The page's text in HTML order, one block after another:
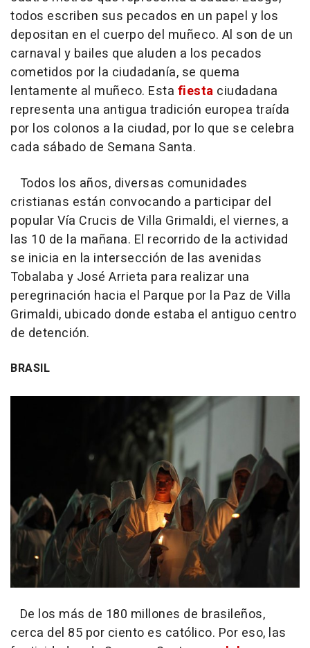
todos escriben sus pecados en un papel y los
depositan en el cuerpo del muñeco. Al son de un
carnaval y bailes que aluden a los pecados
cometidos por la ciudadanía, se quema
lentamente al muñeco. Esta fiesta ciudadana
representa una antigua tradición europea traída
por los colonos a la ciudad, por lo que se celebra
cada sábado de Semana Santa.
Todos los años, diversas comunidades
cristianas están convocando a participar del
popular Vía Crucis de Villa Grimaldi, el viernes, a
las 10 de la mañana. El recorrido de la actividad
se inicia en la intersección de las avenidas
Tobalaba y José Arrieta para realizar una
peregrinación hacia el Parque por la Paz de Villa
Grimaldi, ubicado donde estaba el antiguo centro
de detención.
BRASIL
De los más de 180 millones de brasileños,
cerca del 85 por ciento es católico. Por eso, las